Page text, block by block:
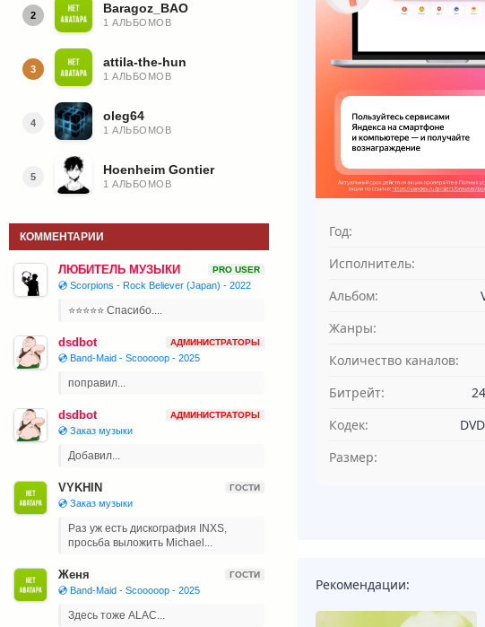
Год:
Исполнитель:
Альбом:
Жанры:
Количество каналов:
Битрейт:
Кодек:
Размер:
Рекомендации:
2 Baragoz_BAO
1 АЛЬБОМОВ
3 attila-the-hun
1 АЛЬБОМОВ
4 oleg64
1 АЛЬБОМОВ
5 Hoenheim Gontier
1 АЛЬБОМОВ
КОММЕНТАРИИ
ЛЮБИТЕЛЬ МУЗЫКИ PRO USER
💿 Scorpions - Rock Believer (Japan) - 2022
⭐⭐⭐⭐⭐ Спасибо....
dsdbot АДМИНИСТРАТОРЫ
💿 Band-Maid - Scooooop - 2025
поправил...
dsdbot АДМИНИСТРАТОРЫ
💿 Заказ музыки
Добавил...
VYKHIN ГОСТИ
💿 Заказ музыки
Раз уж есть дискография INXS,
просьба выложить Michael...
Женя ГОСТИ
💿 Band-Maid - Scooooop - 2025
Здесь тоже ALAC...